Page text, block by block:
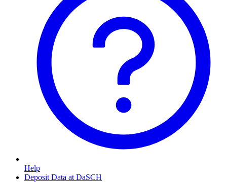
Help
Deposit Data at DaSCH